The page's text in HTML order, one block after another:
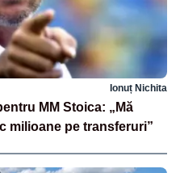
Ionuț Nichita
MM Stoica: „Mă
milioane pe transferuri”